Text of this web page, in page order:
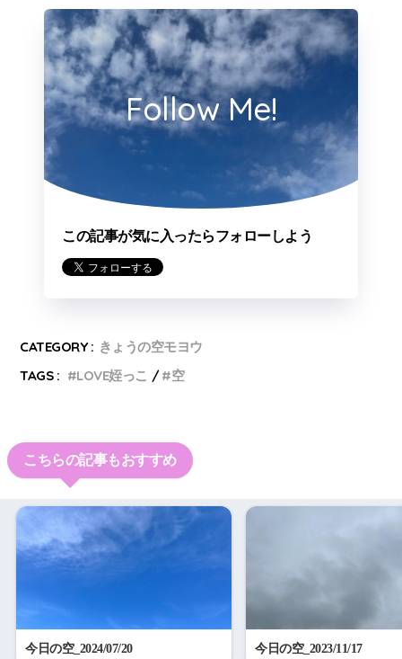
Follow Me!
この記事が気に入ったらフォローしよう
CATEGORY : きょうの空モヨウ
TAGS :
LOVE姪っこ 空
こちらの記事もおすすめ
今日の空_2024/07/20 今日の空_2023/11/17